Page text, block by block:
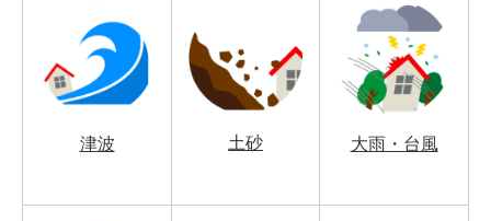
津波 土砂 大雨・台風